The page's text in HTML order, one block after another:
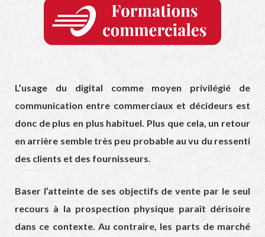
L’usage du digital comme moyen privilégié de
communication entre commerciaux et décideurs est
donc de plus en plus habituel. Plus que cela, un retour
en arrière semble très peu probable au vu du ressenti
des clients et des fournisseurs.
Baser l’atteinte de ses objectifs de vente par le seul
recours à la prospection physique paraît dérisoire
dans ce contexte. Au contraire, les parts de marché